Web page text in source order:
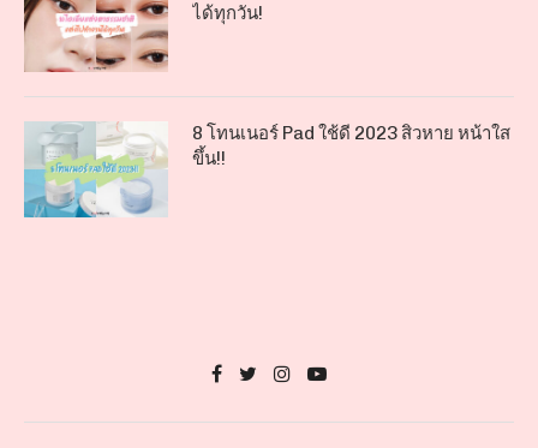
ได้ทุกวัน!
8 โทนเนอร์ Pad ใช้ดี 2023 สิวหาย หน้าใส
ขึ้น!!